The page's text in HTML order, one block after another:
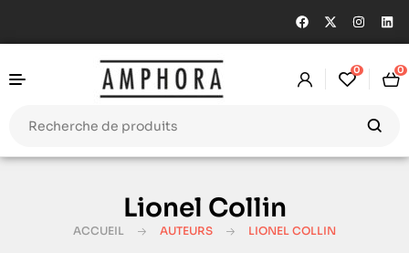
0 0
Lionel Collin
ACCUEIL AUTEURS LIONEL COLLIN